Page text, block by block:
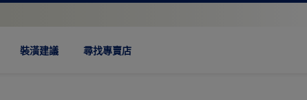
裝潢建議 尋找專賣店